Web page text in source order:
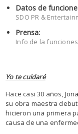
Datos de
SDO PR &
Prensa:
Info de la
Yo te cuidaré
Hace casi 30 años,
su obra maestra
hicieron una primera
causa de una